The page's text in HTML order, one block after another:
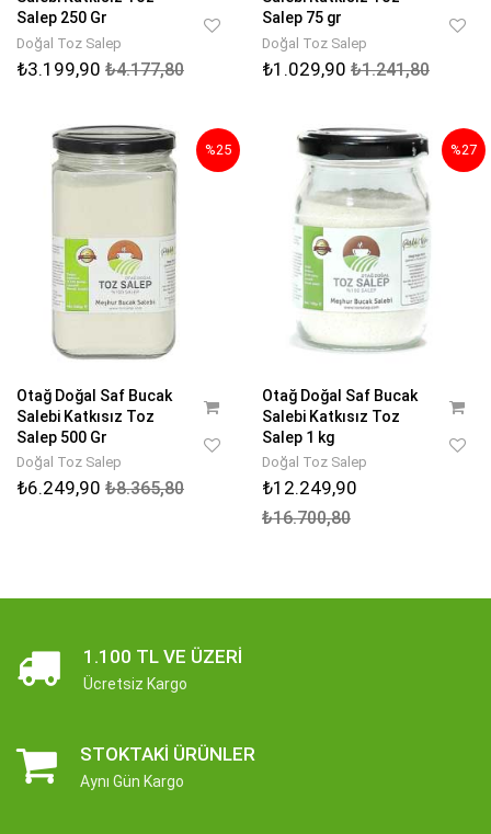
Salep 250 Gr
Doğal Toz Salep
₺3.199,90 ₺4.177,80
Salep 75 gr
Doğal Toz Salep
₺1.029,90 ₺1.241,80
%25
Otağ Doğal Saf Bucak
Salebi Katkısız Toz
Salep 500 Gr
Doğal Toz Salep
₺6.249,90 ₺8.365,80
%27
Otağ Doğal Saf Bucak
Salebi Katkısız Toz
Salep 1 kg
Doğal Toz Salep
₺12.249,90
₺16.700,80
1.100 TL VE ÜZERI
Ücretsiz Kargo
STOKTAKI ÜRÜNLER
Aynı Gün Kargo